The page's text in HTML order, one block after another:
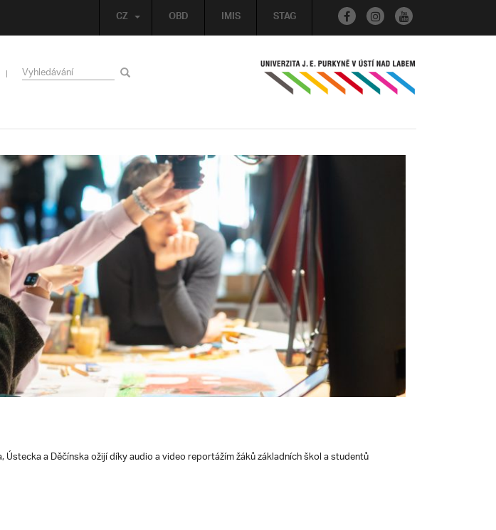
OBD IMIS STAG
CZ
Ústecka a Děčínska ožijí díky audio a video reportážím žáků základních škol a studentů